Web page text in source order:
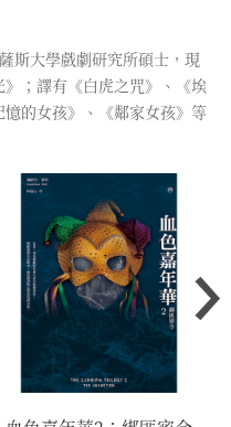
斯大學戲劇研究所碩士，現
；譯有《白虎之咒》、《埃
的女孩》、《鄰家女孩》等